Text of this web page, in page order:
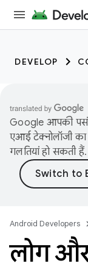
DEVELOP
Google आपकी
एआई टेक्नोलॉजी
गलतियां हो सकती हैं.
Android Developers
लोग